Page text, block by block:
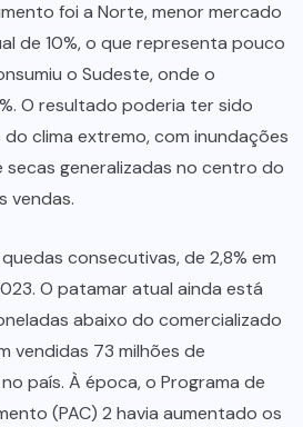
foi a Norte, menor mercado
de 10%, o que representa pouco
o Sudeste, onde o
O resultado poderia ter sido
clima extremo, com inundações
secas generalizadas no centro do
vendas.
consecutivas, de 2,8% em
O patamar atual ainda está
abaixo do comercializado
vendidas 73 milhões de
país. À época, o Programa de
(PAC) 2 havia aumentado os